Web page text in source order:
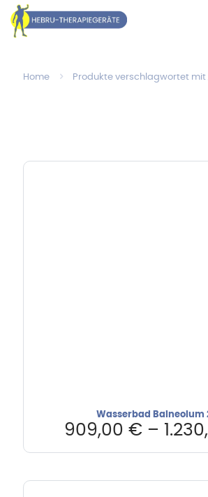
Home Produkte verschlagwortet mit
Wasserbad Balneolum
909,00 €–